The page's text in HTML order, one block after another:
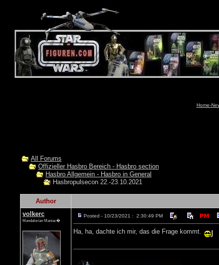
Home-
All Forums
Offizieller Hasbro Bereich - Hasbro section
Hasbro Allgemein - Hasbro in General
Hasbropulsecon 22.-23.10.2021
Author
volkerc
Mandalorian Maniac�
Posted - 10/23/2021 : 2:30:49 PM
Ha, ha, dachte ich mir, das die Frage kommt.